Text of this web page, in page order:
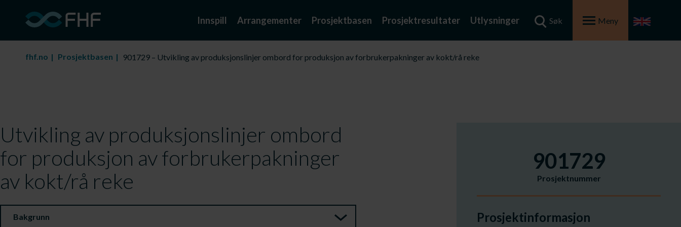
Innspill Arrangementer Prosjektbasen Prosjektresultater Utlysninger Søk Meny
fhf.no Prosjektbasen 901729 – Utvikling av produksjonslinjer ombord for produksjon av forbrukerpakninger av kokt/rå reke
Utvikling av produksjonslinjer ombord
for produksjon av forbrukerpakninger
av kokt/rå reke
Bakgrunn
901729
Prosjektnummer
Prosjektinformasjon